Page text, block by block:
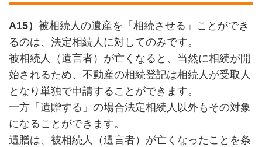
A15） 被相続人の遺産を「相続させる」ことができ
るのは、法定相続人に対してのみです。
被相続人（遺言者）が亡くなると、当然に相続が開
始されるため、不動産の相続登記は相続人が受取人
となり単独で申請することができます。
一方「遺贈する」の場合法定相続人以外もその対象
になることができます。
遺贈は、被相続人（遺言者）が亡くなったことを条